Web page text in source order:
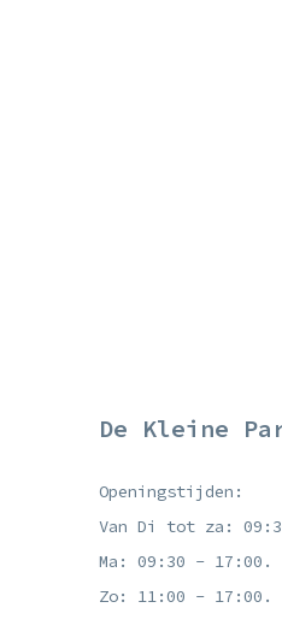
De Kleine
Openingstijden:
Van Di tot za:
Ma: 09:30 - 17:00.
Zo: 11:00 - 17:00.